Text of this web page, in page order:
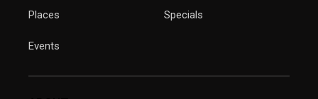
Places
Events
Specials